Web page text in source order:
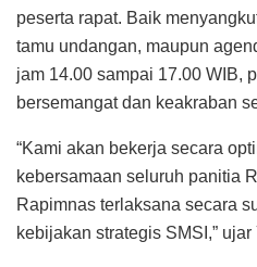
peserta rapat. Baik
tamu undangan, maupun
jam 14.00 sampai 17.00 WIB,
bersemangat dan keakraban
“Kami akan bekerja secara
kebersamaan seluruh panitia
Rapimnas terlaksana secara
kebijakan strategis SMSI,” ujar